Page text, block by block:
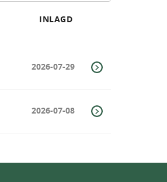
INLAGD
2026-07-29
2026-07-08